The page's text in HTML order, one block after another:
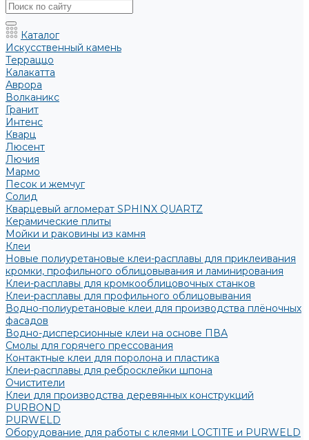
Каталог
Искусственный камень
Терраццо
Калакатта
Аврора
Волканикс
Гранит
Интенс
Кварц
Люсент
Лючия
Мармо
Песок и жемчуг
Солид
Кварцевый агломерат SPHINX QUARTZ
Керамические плиты
Мойки и раковины из камня
Клеи
Новые полиуретановые клеи-расплавы для приклеивания
кромки, профильного облицовывания и ламинирования
Клеи-расплавы для кромкооблицовочных станков
Клеи-расплавы для профильного облицовывания
Водно-полиуретановые клеи для производства плёночных
фасадов
Водно-дисперсионные клеи на основе ПВА
Смолы для горячего прессования
Контактные клеи для поролона и пластика
Клеи-расплавы для ребросклейки шпона
Очистители
Клеи для производства деревянных конструкций
PURBOND
PURWELD
Оборудование для работы с клеями LOCTITE и PURWELD